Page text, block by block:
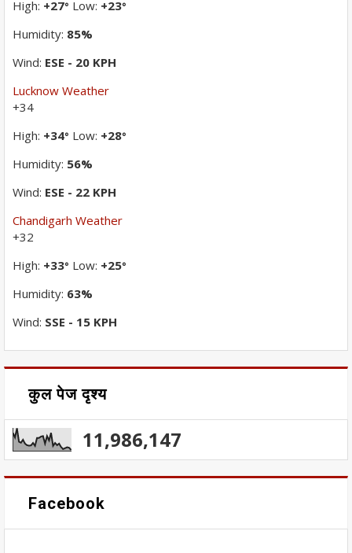
High: +27° Low: +23°
Humidity: 85%
Wind: ESE - 20 KPH
Lucknow Weather
+34
High: +34° Low: +28°
Humidity: 56%
Wind: ESE - 22 KPH
Chandigarh Weather
+32
High: +33° Low: +25°
Humidity: 63%
Wind: SSE - 15 KPH
कुल पेज दृश्य
11,986,147
Facebook